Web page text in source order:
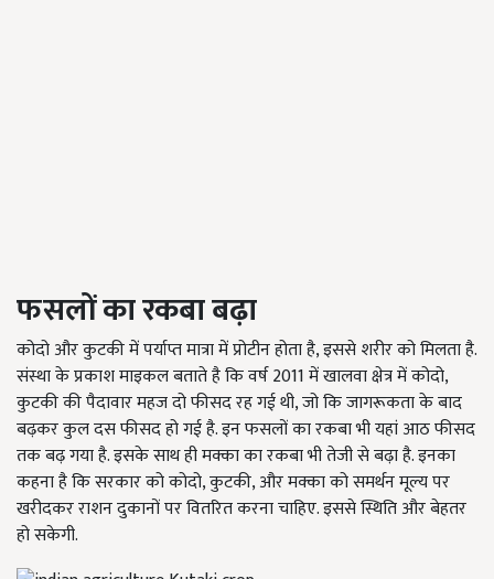
फसलों का रकबा बढ़ा
कोदो और कुटकी में पर्याप्त मात्रा में प्रोटीन होता है, इससे शरीर को मिलता है.
संस्था के प्रकाश माइकल बताते है कि वर्ष 2011 में खालवा क्षेत्र में कोदो,
कुटकी की पैदावार महज दो फीसद रह गई थी, जो कि जागरूकता के बाद
बढ़कर कुल दस फीसद हो गई है. इन फसलों का रकबा भी यहां आठ फीसद
तक बढ़ गया है. इसके साथ ही मक्का का रकबा भी तेजी से बढ़ा है. इनका
कहना है कि सरकार को कोदो, कुटकी, और मक्का को समर्थन मूल्य पर
खरीदकर राशन दुकानों पर वितरित करना चाहिए. इससे स्थिति और बेहतर
हो सकेगी.